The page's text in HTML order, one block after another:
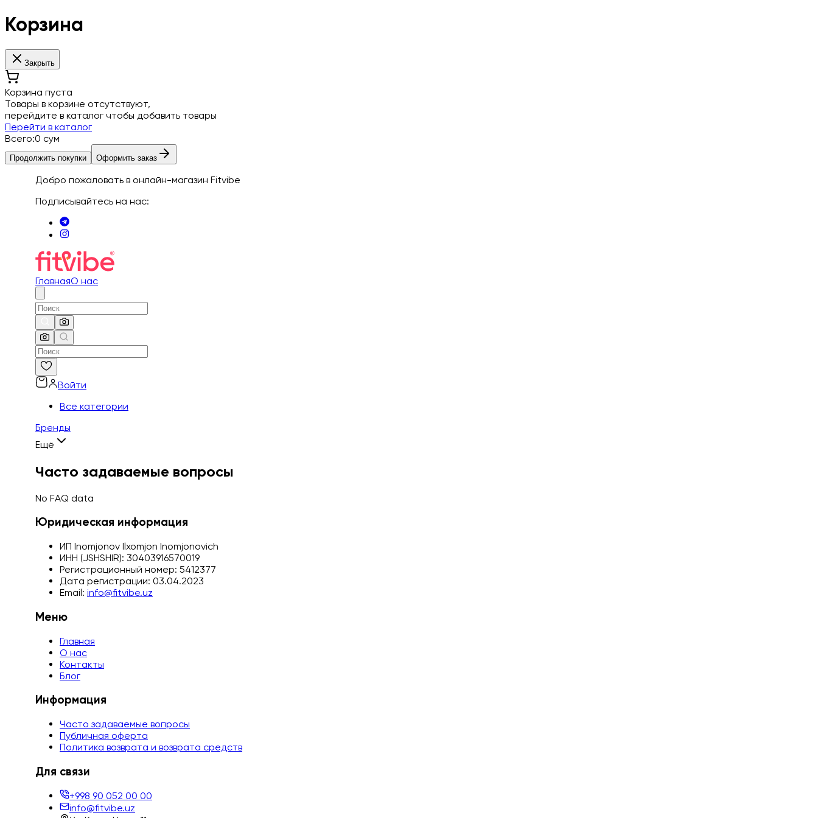
Корзина
Закрыть
Корзина пуста
Товары в корзине отсутствуют,
перейдите в каталог чтобы добавить товары
Перейти в каталог
Всего:0 сум
Продолжить покупки Оформить заказ
Добро пожаловать в онлайн-магазин Fitvibe
Подписывайтесь на нас:
ГлавнаяО нас
Войти
Все категории
Бренды
Ещё
Часто задаваемые вопросы
No FAQ data
Юридическая информация
ИП Inomjonov Ilxomjon Inomjonovich
ИНН (JSHSHIR): 30403916570019
Регистрационный номер: 5412377
Дата регистрации: 03.04.2023
Email: info@fitvibe.uz
Меню
Главная
О нас
Контакты
Блог
Информация
Часто задаваемые вопросы
Публичная оферта
Политика возврата и возврата средств
Для связи
+998 90 052 00 00
info@fitvibe.uz